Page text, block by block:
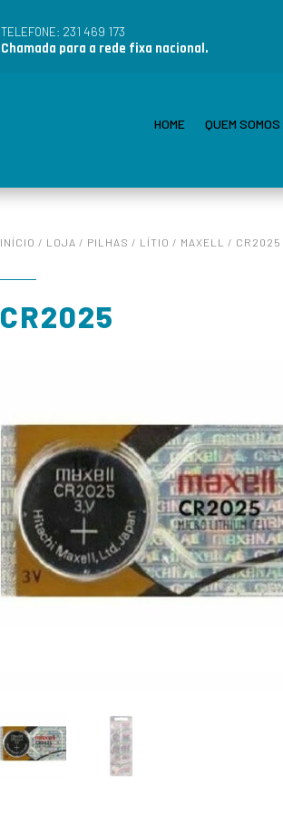
TELEFONE: 231 469 173
Chamada para a rede fixa nacional.
HOME QUEM SOMOS
INÍCIO / LOJA / PILHAS / LÍTIO / MAXELL / CR2025
CR2025